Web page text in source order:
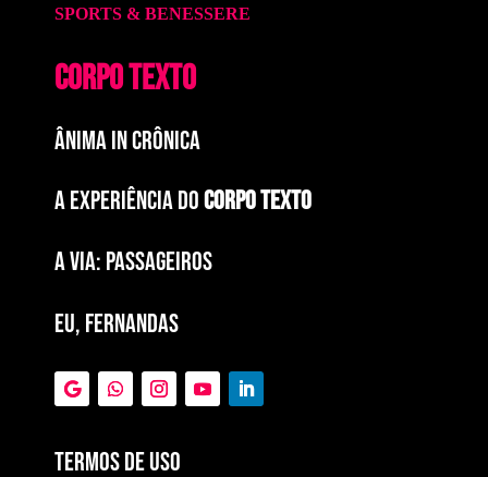
SPORTS & BENESSERE
CORPO TEXTO
ÂNIMA IN CRÔNICA
A EXPERIÊNCIA DOCORPO TEXTO
a via: paSSAGEIROS
EU, FERNANDAS
Termos de Uso